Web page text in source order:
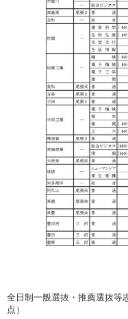
全日制一般選抜・推薦選抜等
点）